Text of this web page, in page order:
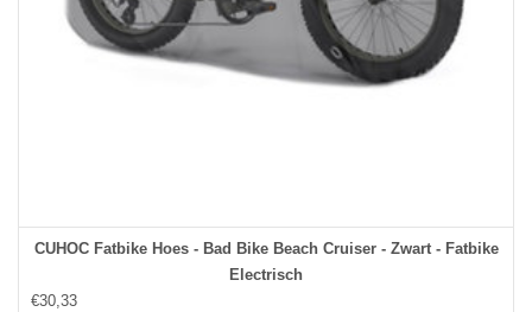
CUHOC Fatbike Hoes - Bad Bike Beach Cruiser - Zwart - Fatbike
Electrisch
€30,33